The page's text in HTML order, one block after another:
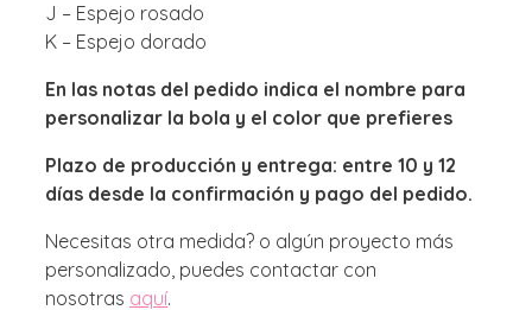
J – Espejo rosado
K – Espejo dorado
En las notas del pedido indica el nombre para
personalizar la bola y el color que prefieres
Plazo de producción y entrega: entre 10 y 12
días desde la confirmación y pago del pedido.
Necesitas otra medida? o algún proyecto más
personalizado, puedes contactar con
nosotras aquí.